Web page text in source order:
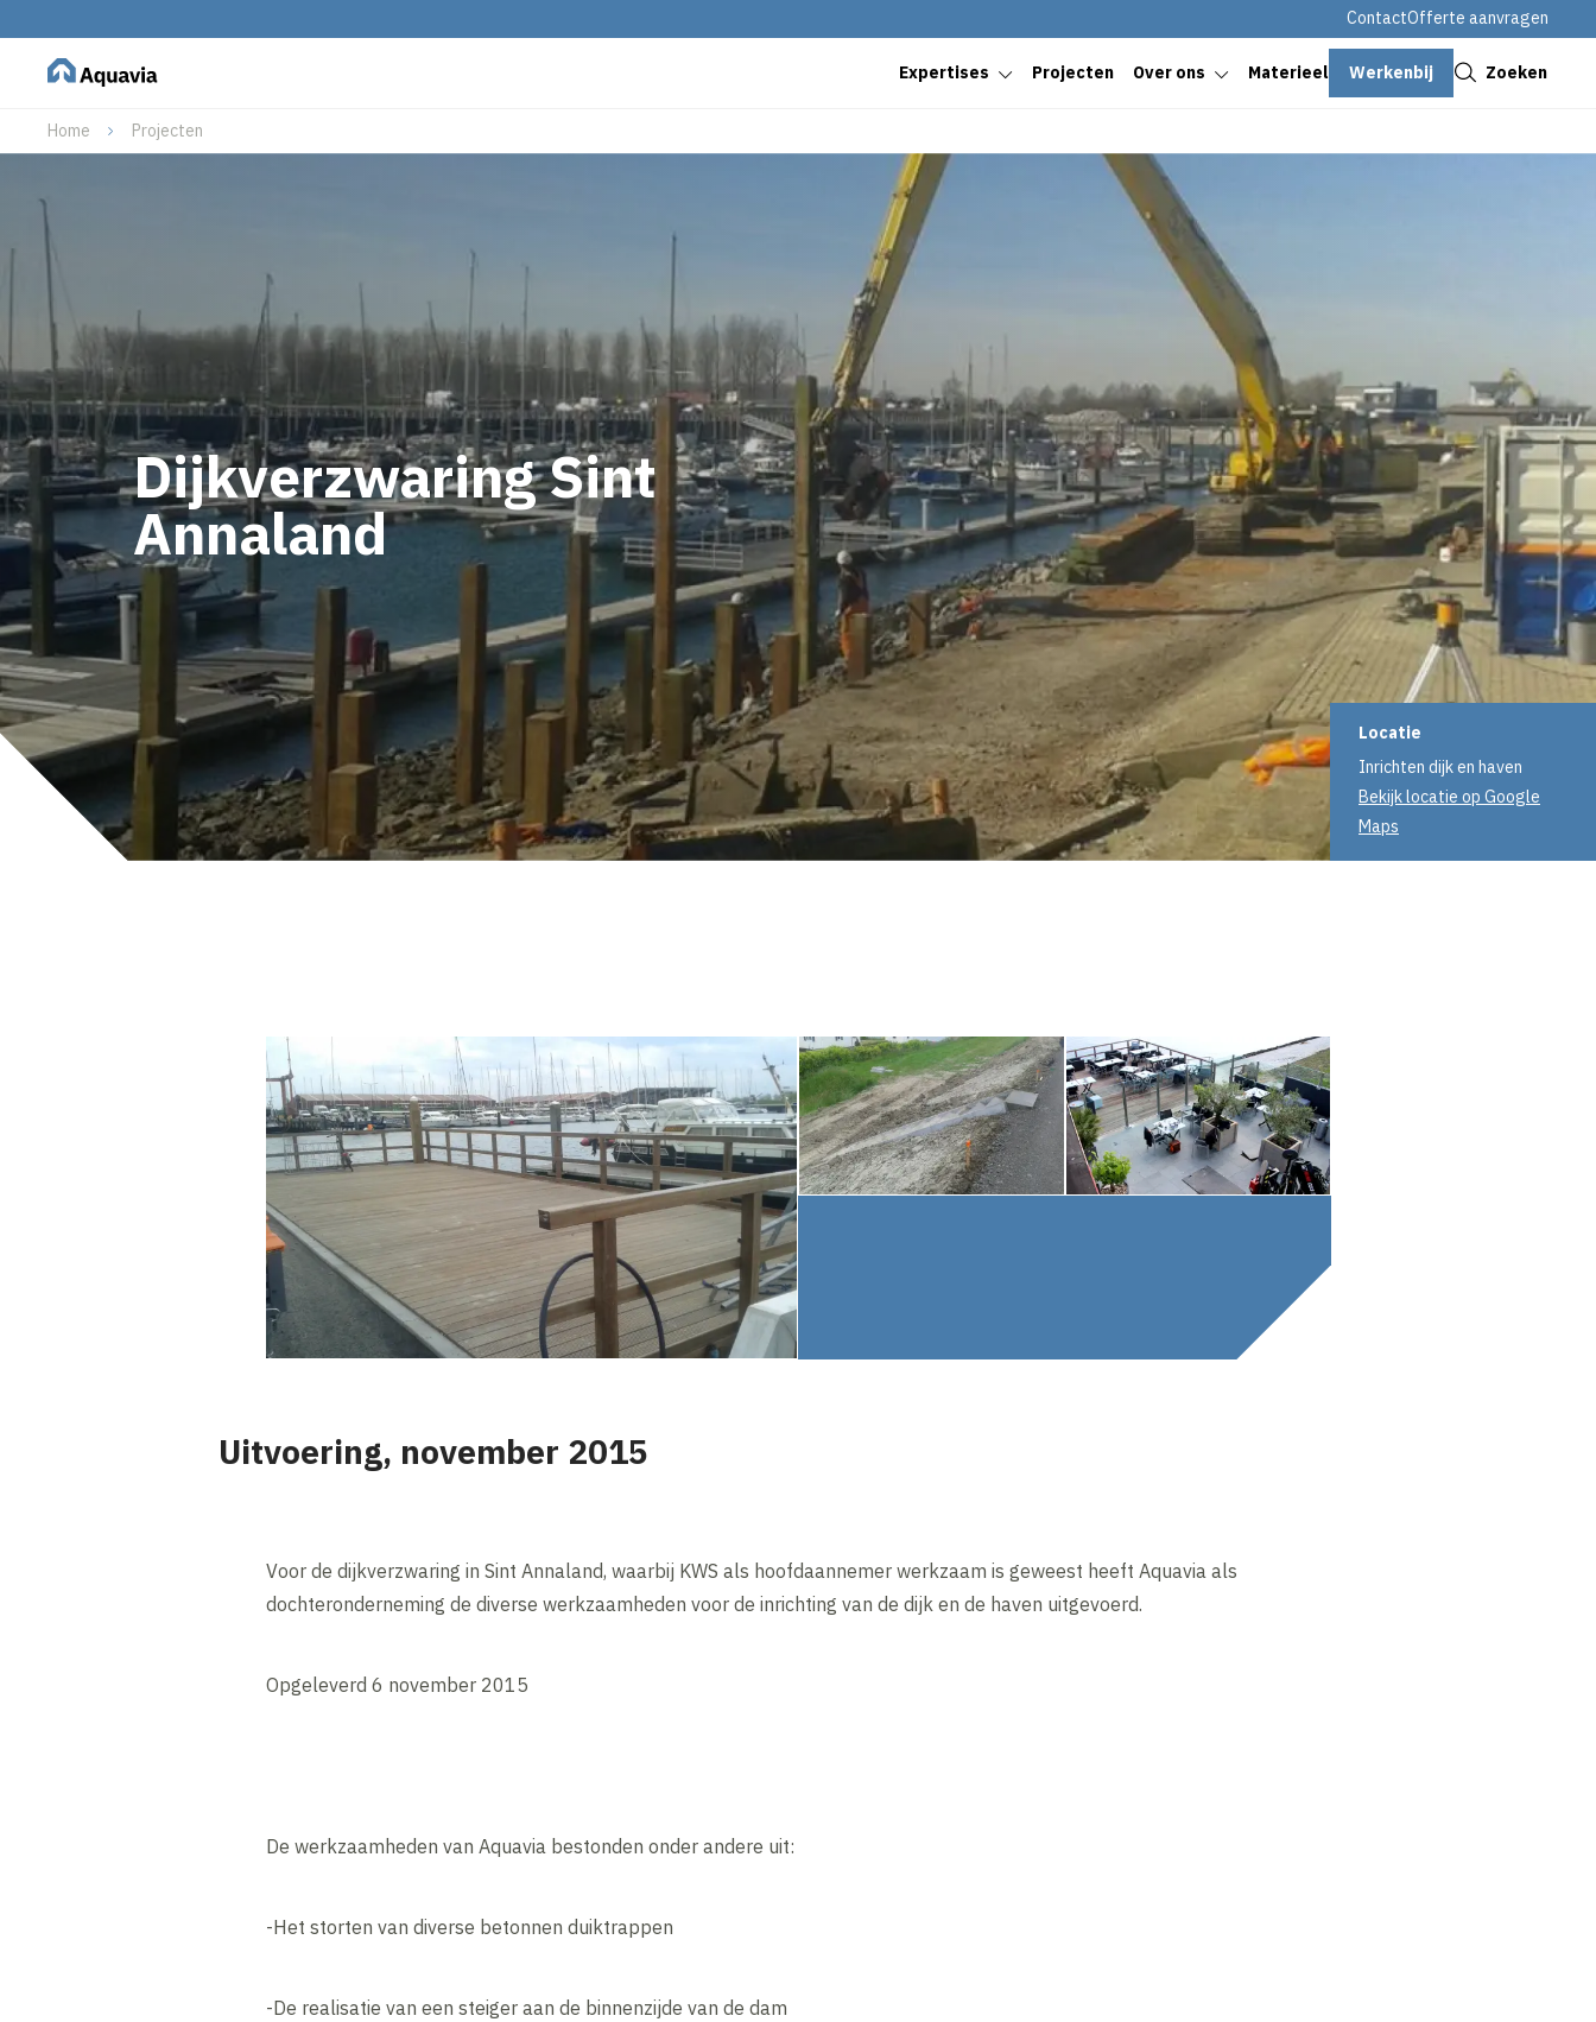
ContactOfferte aanvragen
Expertises Projecten Over ons Materieel Werkenbij Zoeken
Home Projecten
Dijkverzwaring Sint
Annaland
Locatie
Inrichten dijk en haven
Bekijk locatie op Google
Maps
Uitvoering, november 2015
Voor de dijkverzwaring in Sint Annaland, waarbij KWS als hoofdaannemer werkzaam is geweest heeft Aquavia als
dochteronderneming de diverse werkzaamheden voor de inrichting van de dijk en de haven uitgevoerd.
Opgeleverd 6 november 2015
De werkzaamheden van Aquavia bestonden onder andere uit:
-Het storten van diverse betonnen duiktrappen
-De realisatie van een steiger aan de binnenzijde van de dam
Sluiten